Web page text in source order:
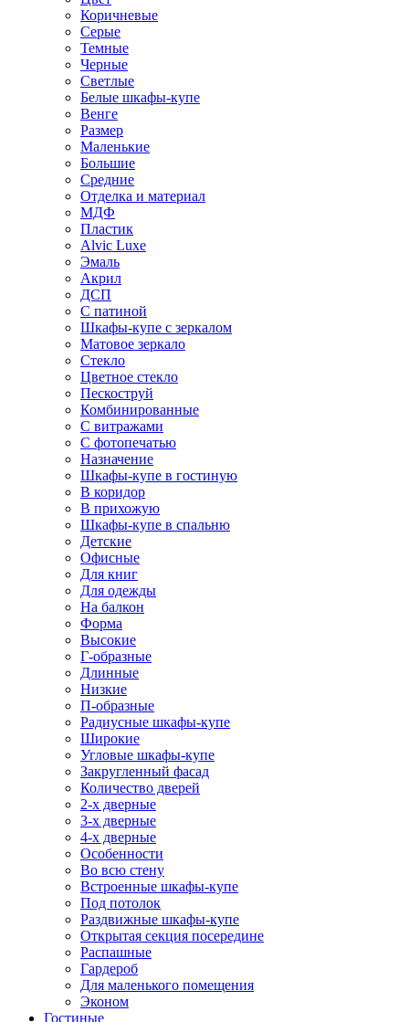
Коричневые
Серые
Темные
Черные
Светлые
Белые шкафы-купе
Венге
Размер
Маленькие
Большие
Средние
Отделка и материал
МДФ
Пластик
Alvic Luxe
Эмаль
Акрил
ДСП
С патиной
Шкафы-купе с зеркалом
Матовое зеркало
Стекло
Цветное стекло
Пескоструй
Комбинированные
С витражами
С фотопечатью
Назначение
Шкафы-купе в гостиную
В коридор
В прихожую
Шкафы-купе в спальню
Детские
Офисные
Для книг
Для одежды
На балкон
Форма
Высокие
Г-образные
Длинные
Низкие
П-образные
Радиусные шкафы-купе
Широкие
Угловые шкафы-купе
Закругленный фасад
Количество дверей
2-х дверные
3-х дверные
4-х дверные
Особенности
Во всю стену
Встроенные шкафы-купе
Под потолок
Раздвижные шкафы-купе
Открытая секция посередине
Распашные
Гардероб
Для маленького помещения
Эконом
Гостиные